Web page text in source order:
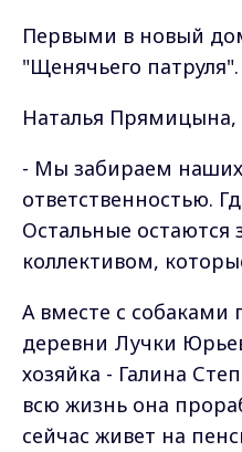
Первыми в новый
"Щенячьего патруля".
Наталья Прямицына,
- Мы забираем
ответственностью.
Остальные остаются
коллективом,
А вместе с собаками
деревни Лучки
хозяйка - Галина
всю жизнь она
сейчас живет на